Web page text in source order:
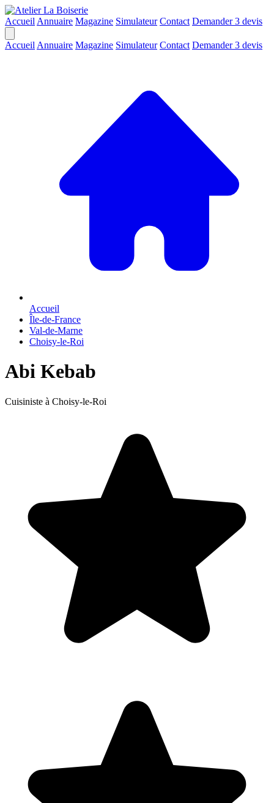
Accueil Annuaire Magazine Simulateur Contact Demander 3 devis
Accueil Annuaire Magazine Simulateur Contact Demander 3 devis
Accueil
Île-de-France
Val-de-Marne
Choisy-le-Roi
Abi Kebab
Cuisiniste à Choisy-le-Roi